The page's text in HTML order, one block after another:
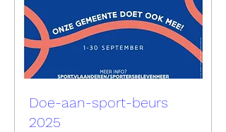
Doe-aan-sport-beurs
2025